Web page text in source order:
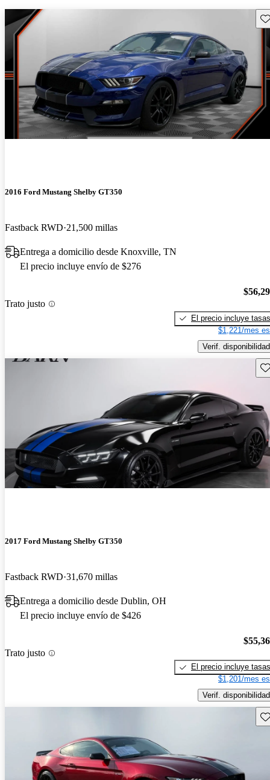
2016 Ford Mustang Shelby GT350
Fastback RWD 21,500 millas
Entrega a domicilio desde Knoxville, TN
El precio incluye envío de $276
Trato justo
El precio incluye tasas
$1,221/mes
Verif. disponibilidad
2017 Ford Mustang Shelby GT350
Fastback RWD 31,670 millas
Entrega a domicilio desde Dublin, OH
El precio incluye envío de $426
Trato justo
El precio incluye tasas
$1,201/mes
Verif. disponibilidad